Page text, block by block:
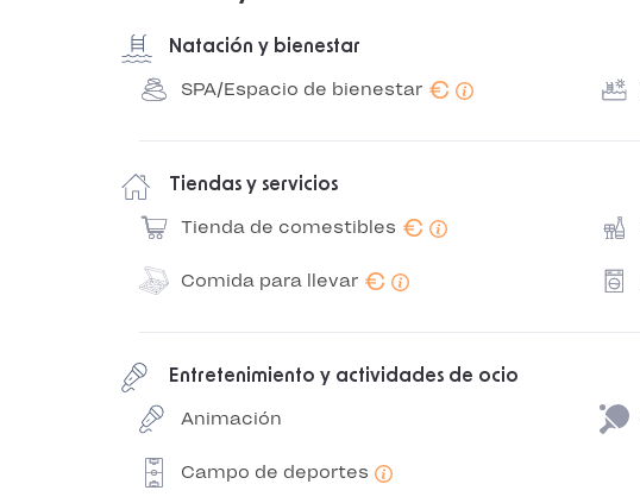
Natación y bienestar
SPA/Espacio de bienestar €
Tiendas y servicios
Tienda de comestibles €
Comida para llevar €
Entretenimiento y actividades de ocio
Animación
Campo de deportes